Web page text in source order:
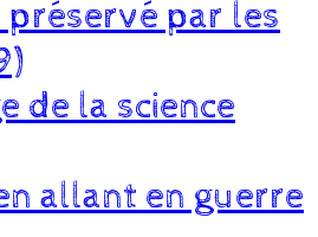
par les
de la science
allant en guerre